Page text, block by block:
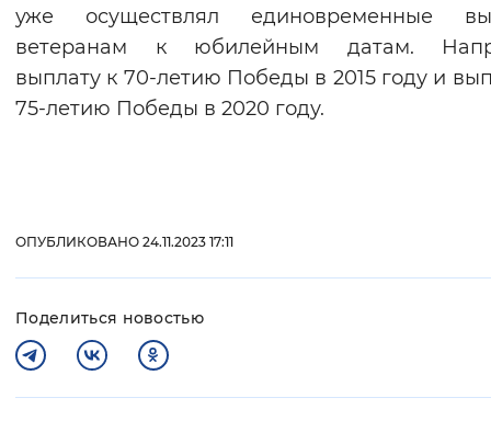
уже осуществлял единовременные
ветеранам к юбилейным датам.
выплату к 70-летию Победы в 2015 году и
75-летию Победы в 2020 году.
ОПУБЛИКОВАНО 24.11.2023 17:11
Поделиться новостью